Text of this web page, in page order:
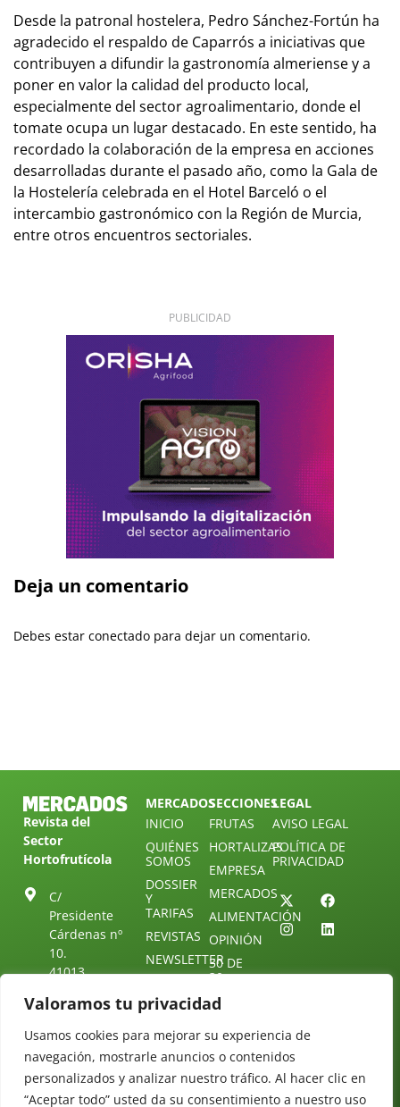
Valoramos tu privacidad
Usamos cookies para mejorar su experiencia de
navegación, mostrarle anuncios o contenidos
personalizados y analizar nuestro tráfico. Al hacer clic en
“Aceptar todo” usted da su consentimiento a nuestro uso
Desde la patronal hostelera, Pedro Sánchez-Fortún ha
agradecido el respaldo de Caparrós a iniciativas que
contribuyen a difundir la gastronomía almeriense y a
poner en valor la calidad del producto local,
especialmente del sector agroalimentario, donde el
tomate ocupa un lugar destacado. En este sentido, ha
recordado la colaboración de la empresa en acciones
desarrolladas durante el pasado año, como la Gala de
la Hostelería celebrada en el Hotel Barceló o el
intercambio gastronómico con la Región de Murcia,
entre otros encuentros sectoriales.
PUBLICIDAD
Deja un comentario
Debes estar conectado para dejar un comentario.
Revista del
Sector
Hortofrutícola
C/
Presidente
Cárdenas nº
10.
41013
ESPAÑA
Tel: (+34) 954
25 88 51
redaccion@revistamercados.com
MERCADOS
INICIO
QUIÉNES
SOMOS
DOSSIER
Y
TARIFAS
REVISTAS
NEWSLETTER
ÚNETE A
TELEGRAM
CONTACTO
SECCIONES
FRUTAS
HORTALIZAS
EMPRESA
MERCADOS
ALIMENTACIÓN
OPINIÓN
30 DE
30
DIRECTORIO
LEGAL
AVISO LEGAL
POLÍTICA DE
PRIVACIDAD